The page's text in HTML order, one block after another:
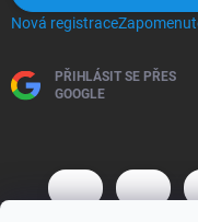
Nová registrace
PŘIHLÁSIT SE PŘES
GOOGLE